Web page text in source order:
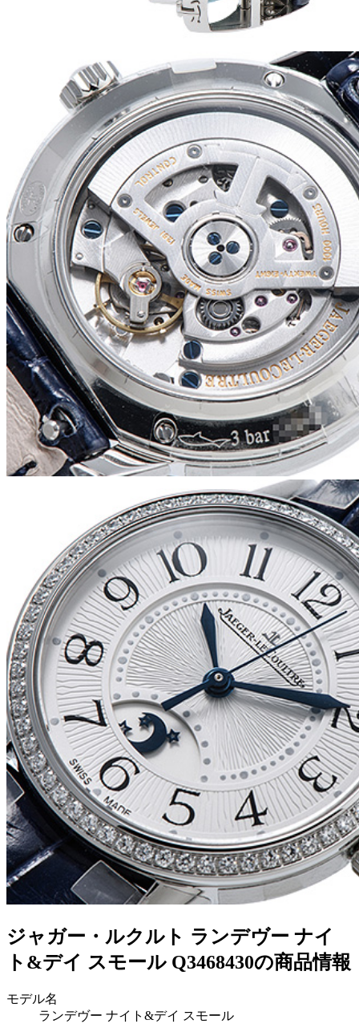
ジャガー・ルクルト ランデヴー ナイ
ト&デイ スモール Q3468430の商品情報
モデル名
ランデヴー ナイト&デイ スモール